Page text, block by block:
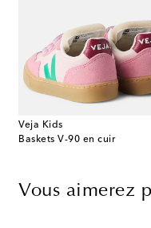
Veja Kids
Baskets V-90 en cuir
Vous aimerez